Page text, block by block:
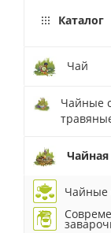
Каталог
Чай
Чайные
Чайная
Чайные